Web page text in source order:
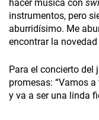
hacer música con
instrumentos, pero
aburridísimo. Me
encontrar la
Para el concierto del
promesas: “Vamos
y va a ser una linda